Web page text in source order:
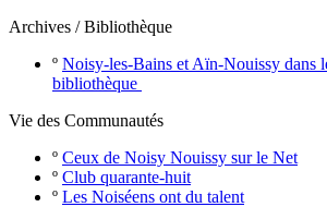
Archives / Bibliothèque
º Noisy-les-Bains et Aïn-Nouissy dans
bibliothèque
Vie des Communautés
º Ceux de Noisy Nouissy sur le Net
º Club quarante-huit
º Les Noiséens ont du talent